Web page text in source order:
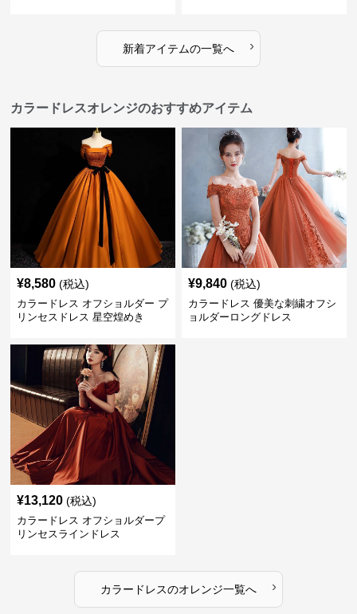
新着アイテムの一覧へ ›
カラードレスオレンジのおすすめアイテム
¥8,580 (税込)
カラードレス オフショルダー プ
リンセスドレス 星空煌めき
¥9,840 (税込)
カラードレス 優美な刺繍オフシ
ョルダーロングドレス
¥13,120 (税込)
カラードレス オフショルダープ
リンセスラインドレス
カラードレスのオレンジ一覧へ ›